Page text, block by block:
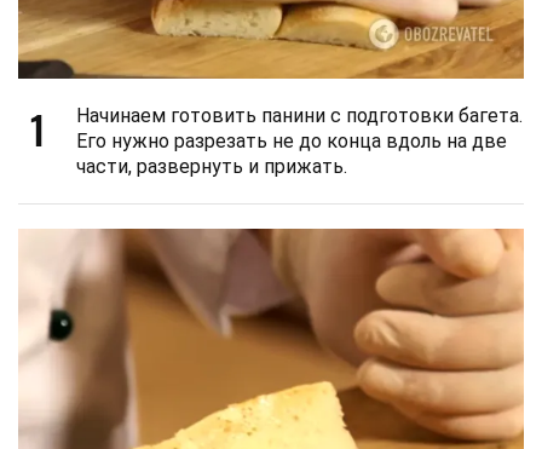
1
Начинаем готовить панини с подготовки багета.
Его нужно разрезать не до конца вдоль на две
части, развернуть и прижать.